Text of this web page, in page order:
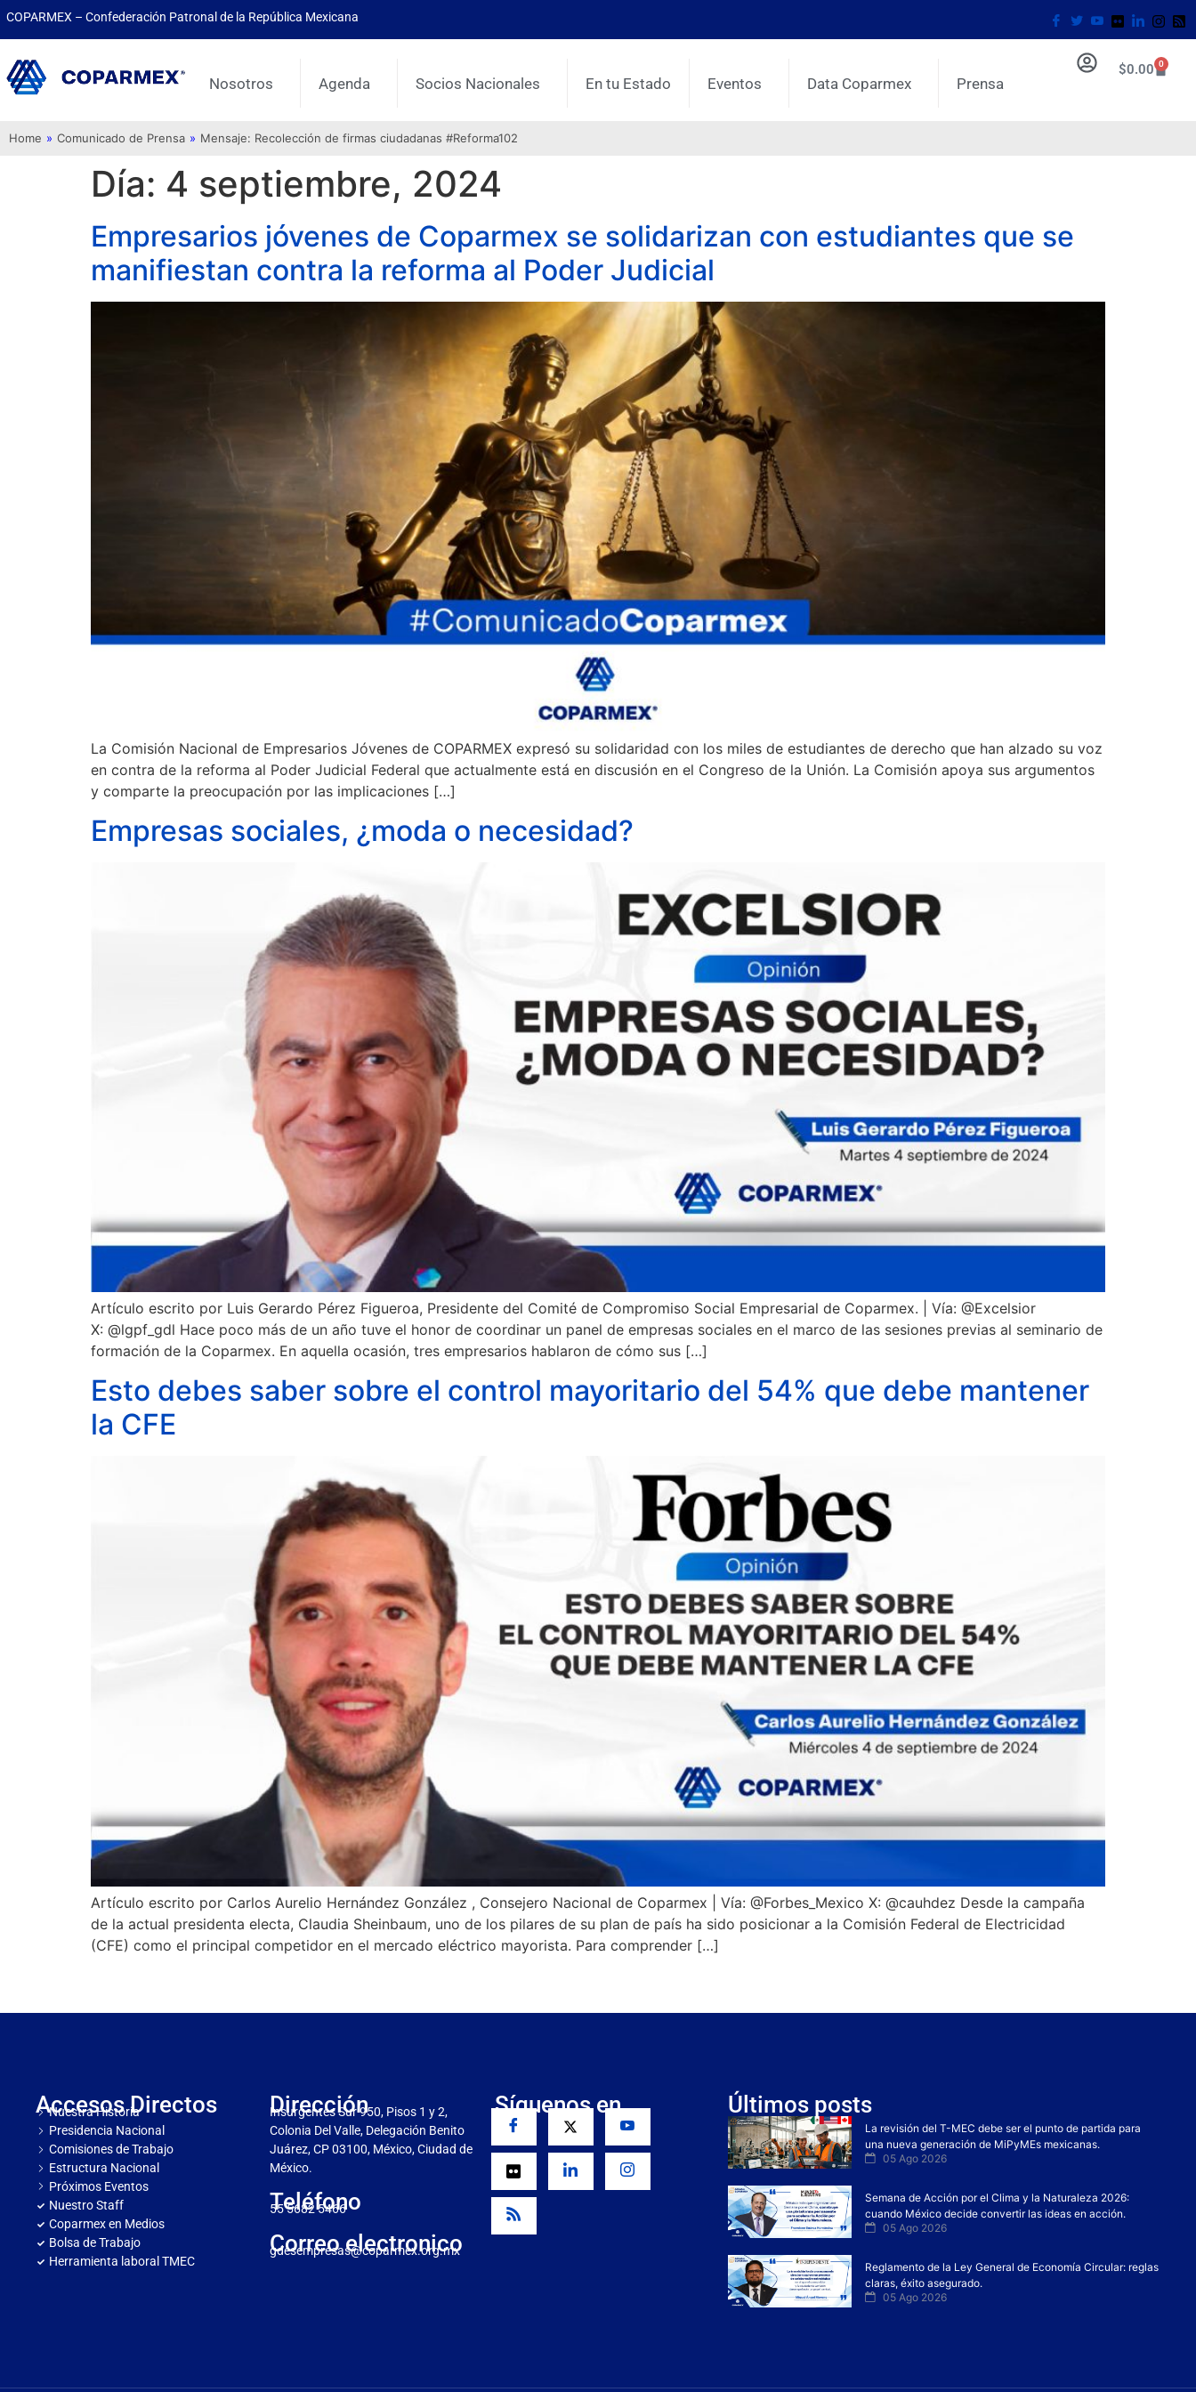
COPARMEX – Confederación Patronal de la República Mexicana
Nosotros Agenda Socios Nacionales En tu Estado Eventos Data Coparmex Prensa
$0.00 0
Home » Comunicado de Prensa » Mensaje: Recolección de firmas ciudadanas #Reforma102
Día: 4 septiembre, 2024
Empresarios jóvenes de Coparmex se solidarizan con estudiantes que se
manifiestan contra la reforma al Poder Judicial
La Comisión Nacional de Empresarios Jóvenes de COPARMEX expresó su solidaridad con los miles de estudiantes de derecho que han alzado su voz
en contra de la reforma al Poder Judicial Federal que actualmente está en discusión en el Congreso de la Unión. La Comisión apoya sus argumentos
y comparte la preocupación por las implicaciones […]
Empresas sociales, ¿moda o necesidad?
Artículo escrito por Luis Gerardo Pérez Figueroa, Presidente del Comité de Compromiso Social Empresarial de Coparmex. | Vía: @Excelsior
X: @lgpf_gdl Hace poco más de un año tuve el honor de coordinar un panel de empresas sociales en el marco de las sesiones previas al seminario de
formación de la Coparmex. En aquella ocasión, tres empresarios hablaron de cómo sus […]
Esto debes saber sobre el control mayoritario del 54% que debe mantener
la CFE
Artículo escrito por Carlos Aurelio Hernández González , Consejero Nacional de Coparmex | Vía: @Forbes_Mexico X: @cauhdez Desde la campaña
de la actual presidenta electa, Claudia Sheinbaum, uno de los pilares de su plan de país ha sido posicionar a la Comisión Federal de Electricidad
(CFE) como el principal competidor en el mercado eléctrico mayorista. Para comprender […]
Accesos Directos
Nuestra Historia
Presidencia Nacional
Comisiones de Trabajo
Estructura Nacional
Próximos Eventos
Nuestro Staff
Coparmex en Medios
Bolsa de Trabajo
Herramienta laboral TMEC
Dirección
Insurgentes Sur 950, Pisos 1 y 2,
Colonia Del Valle, Delegación Benito
Juárez, CP 03100, México, Ciudad de
México.
Teléfono
55 5682 5466
Correo electronico
gdesempresas@coparmex.org.mx
Síguenos en Últimos posts
La revisión del T-MEC debe ser el punto de partida para
una nueva generación de MiPyMEs mexicanas.
05 Ago 2026
Semana de Acción por el Clima y la Naturaleza 2026:
cuando México decide convertir las ideas en acción.
05 Ago 2026
Reglamento de la Ley General de Economía Circular: reglas
claras, éxito asegurado.
05 Ago 2026